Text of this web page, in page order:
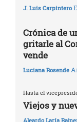
J. Luis Carpintero
Crónica de
gritarle al
vende
Luciana Rosende
Hasta el
Viejos y
Aleardo Laría